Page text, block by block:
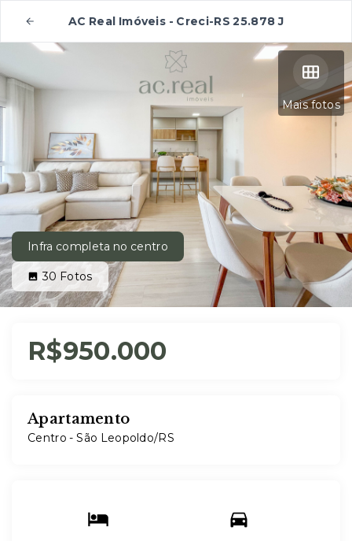
AC Real Imóveis - Creci-RS 25.878 J
Mais fotos
Infra completa no centro
30 Fotos
R$950.000
Apartamento
Centro - São Leopoldo/RS